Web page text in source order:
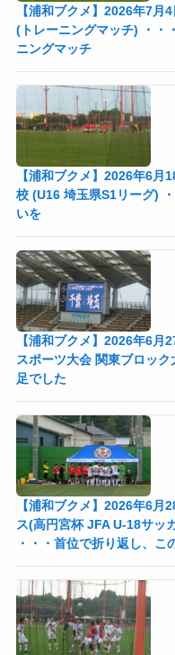
【浦和ブクメ】2026年7月
(トレーニングマッチ) ・・
ニングマッチ
【浦和ブクメ】2026年6月
校 (U16 埼玉県S1リーグ)
いを
【浦和ブクメ】2026年6
スポーツ大会 関東ブロッ
足でした
【浦和ブクメ】2026年6月
ス(高円宮杯 JFA U-18サッ
・・・首位で折り返し、こ